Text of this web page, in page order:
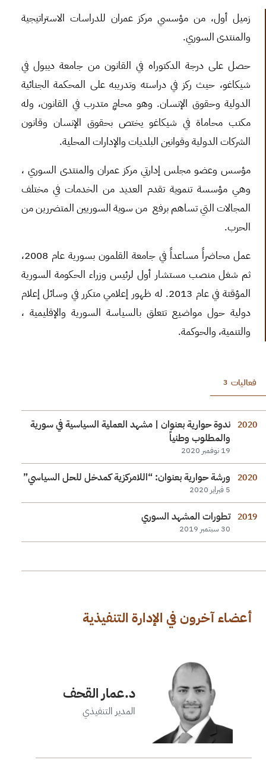
زميل أول، من مؤسسي مركز عمران للدراسات الاستراتيجية
والمنتدى السوري.
حصل على درجة الدكتوراه في القانون من جامعة ديبول في
شيكاغو، حيث ركز في دراسته وتدريبه على المحكمة الجنائية
الدولية وحقوق الإنسان. وهو محامٍ متدرب في القانون، وله
مكتب محاماة في شيكاغو يختص بحقوق الإنسان وقانون
الشركات الدولية وقوانين البلديات والإدارات المحلية.
مؤسس وعضو مجلس إدارتي مركز عمران والمنتدى السوري ،
وهي مؤسسة تنموية تقدم العديد من الخدمات في مختلف
المجالات التي تساهم برفع من سوية السوريين المتضررين من
الحرب.
عمل محاضراً مساعداً في جامعة القلمون بسورية عام 2008،
ثم شغل منصب مستشار أول لرئيس وزراء الحكومة السورية
المؤقتة في عام 2013. له ظهور إعلامي متكرر في وسائل إعلام
دولية حول مواضيع تتعلق بالسياسة السورية والإقليمية ،
والتنمية، والحوكمة.
فعاليات 3
2020 ندوة حوارية بعنوان | مشهد العملية السياسية في سورية
والمطلوب وطنياً
19 نوفمبر 2020
2020 ورشة حوارية بعنوان: “اللامركزية كمدخل للحل السياسي”
5 فبراير 2020
2019 تطورات المشهد السوري
30 سبتمبر 2019
أعضاء آخرون في الإدارة التنفيذية
د.عمار القحف
المدير التنفيذي